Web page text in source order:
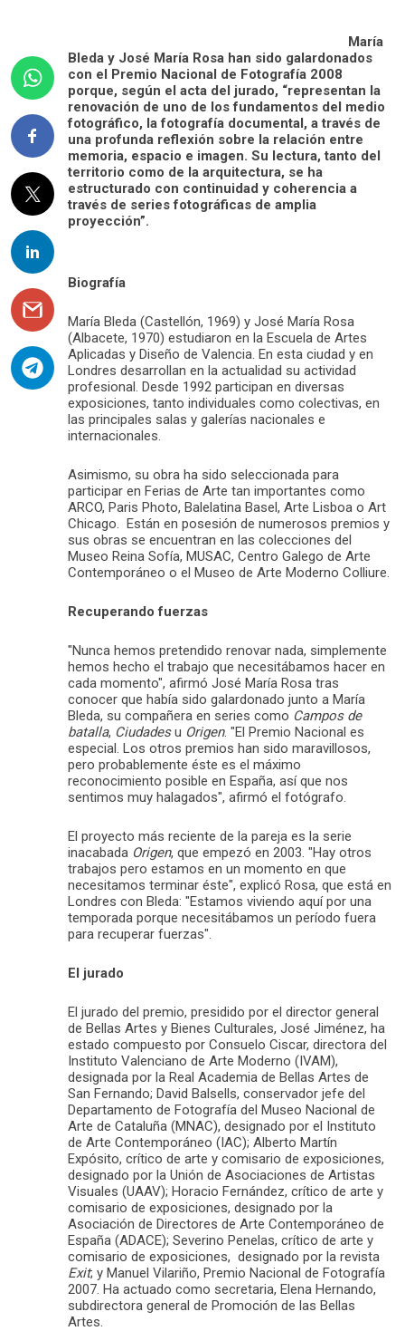
María
Bleda y José María Rosa han sido galardonados
con el Premio Nacional de Fotografía 2008
porque, según el acta del jurado, “representan la
renovación de uno de los fundamentos del medio
fotográfico, la fotografía documental, a través de
una profunda reflexión sobre la relación entre
memoria, espacio e imagen. Su lectura, tanto del
territorio como de la arquitectura, se ha
estructurado con continuidad y coherencia a
través de series fotográficas de amplia
proyección”.
Biografía
María Bleda (Castellón, 1969) y José María Rosa
(Albacete, 1970) estudiaron en la Escuela de Artes
Aplicadas y Diseño de Valencia. En esta ciudad y en
Londres desarrollan en la actualidad su actividad
profesional. Desde 1992 participan en diversas
exposiciones, tanto individuales como colectivas, en
las principales salas y galerías nacionales e
internacionales.
Asimismo, su obra ha sido seleccionada para
participar en Ferias de Arte tan importantes como
ARCO, Paris Photo, Balelatina Basel, Arte Lisboa o Art
Chicago. Están en posesión de numerosos premios y
sus obras se encuentran en las colecciones del
Museo Reina Sofía, MUSAC, Centro Galego de Arte
Contemporáneo o el Museo de Arte Moderno Colliure.
Recuperando fuerzas
"Nunca hemos pretendido renovar nada, simplemente
hemos hecho el trabajo que necesitábamos hacer en
cada momento", afirmó José María Rosa tras
conocer que había sido galardonado junto a María
Bleda, su compañera en series como Campos de
batalla, Ciudadesu Origen. "El Premio Nacional es
especial. Los otros premios han sido maravillosos,
pero probablemente éste es el máximo
reconocimiento posible en España, así que nos
sentimos muy halagados", afirmó el fotógrafo.
El proyecto más reciente de la pareja es la serie
inacabada Origen, que empezó en 2003. "Hay otros
trabajos pero estamos en un momento en que
necesitamos terminar éste", explicó Rosa, que está en
Londres con Bleda: "Estamos viviendo aquí por una
temporada porque necesitábamos un período fuera
para recuperar fuerzas".
El jurado
El jurado del premio, presidido por el director general
de Bellas Artes y Bienes Culturales, José Jiménez, ha
estado compuesto por Consuelo Ciscar, directora del
Instituto Valenciano de Arte Moderno (IVAM),
designada por la Real Academia de Bellas Artes de
San Fernando; David Balsells, conservador jefe del
Departamento de Fotografía del Museo Nacional de
Arte de Cataluña (MNAC), designado por el Instituto
de Arte Contemporáneo (IAC); Alberto Martín
Expósito, crítico de arte y comisario de exposiciones,
designado por la Unión de Asociaciones de Artistas
Visuales (UAAV); Horacio Fernández, crítico de arte y
comisario de exposiciones, designado por la
Asociación de Directores de Arte Contemporáneo de
España (ADACE); Severino Penelas, crítico de arte y
comisario de exposiciones, designado por la revista
Exit; y Manuel Vilariño, Premio Nacional de Fotografía
2007. Ha actuado como secretaria, Elena Hernando,
subdirectora general de Promoción de las Bellas
Artes.